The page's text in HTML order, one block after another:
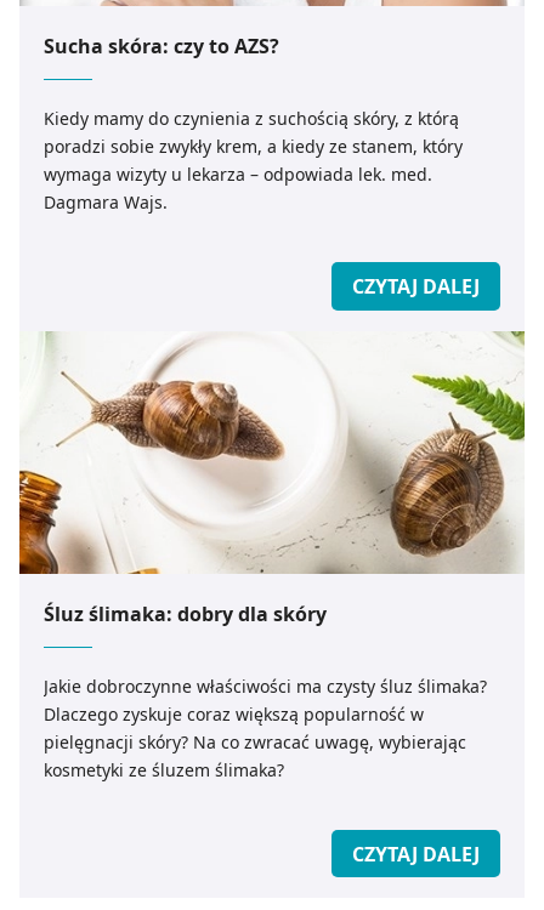
Sucha skóra: czy to AZS?
Kiedy mamy do czynienia z suchością skóry, z którą
poradzi sobie zwykły krem, a kiedy ze stanem, który
wymaga wizyty u lekarza – odpowiada lek. med.
Dagmara Wajs.
CZYTAJ DALEJ
Śluz ślimaka: dobry dla skóry
Jakie dobroczynne właściwości ma czysty śluz ślimaka?
Dlaczego zyskuje coraz większą popularność w
pielęgnacji skóry? Na co zwracać uwagę, wybierając
kosmetyki ze śluzem ślimaka?
CZYTAJ DALEJ